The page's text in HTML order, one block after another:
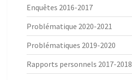
Enquêtes 2016-2017
Problématique 2020-2021
Problématiques 2019-2020
Rapports personnels 2017-2018